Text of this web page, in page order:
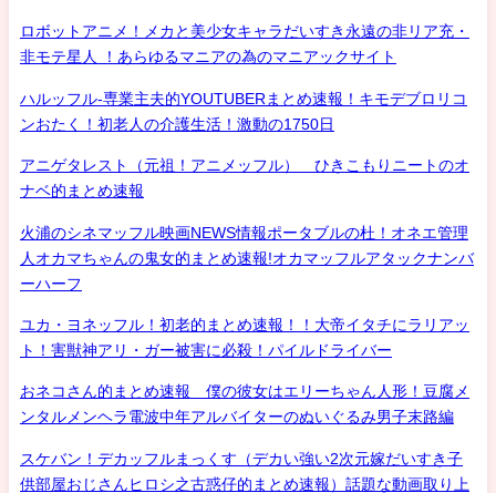
ロボットアニメ！メカと美少女キャラだいすき永遠の非リア充・
非モテ星人 ！あらゆるマニアの為のマニアックサイト
ハルッフル-専業主夫的YOUTUBERまとめ速報！キモデブロリコ
ンおたく！初老人の介護生活！激動の1750日
アニゲタレスト（元祖！アニメッフル） ひきこもりニートのオ
ナベ的まとめ速報
火浦のシネマッフル映画NEWS情報ポータブルの杜！オネエ管理
人オカマちゃんの鬼女的まとめ速報!オカマッフルアタックナンバ
ーハーフ
ユカ・ヨネッフル！初老的まとめ速報！！大帝イタチにラリアッ
ト！害獣神アリ・ガー被害に必殺！パイルドライバー
おネコさん的まとめ速報 僕の彼女はエリーちゃん人形！豆腐メ
ンタルメンヘラ電波中年アルバイターのぬいぐるみ男子末路編
スケバン！デカッフルまっくす（デカい強い2次元嫁だいすき子
供部屋おじさんヒロシ之古惑仔的まとめ速報）話題な動画取り上